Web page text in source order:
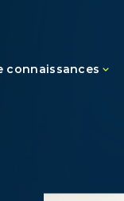
connaissances